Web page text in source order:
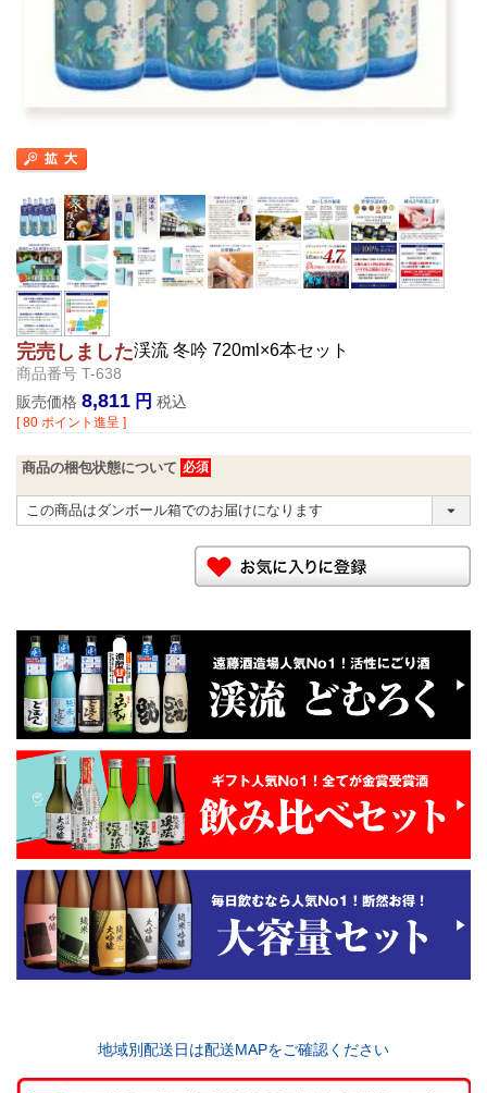
完売しました渓流 冬吟 720ml×6本セット
商品番号 T-638
販売価格 8,811 税込
[ 80 ポイント進呈 ]
商品の梱包状態について
地域別配送日は配送MAPをご確認ください